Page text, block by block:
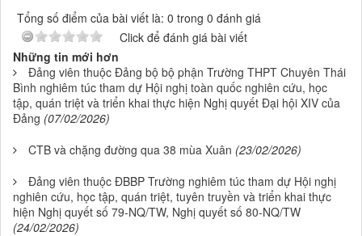
Tổng số điểm của bài viết là: 0 trong 0 đánh giá
Click để đánh giá bài viết
Những tin mới hơn
Đảng viên thuộc Đảng bộ bộ phận Trường THPT Chuyên Thái
Bình nghiêm túc tham dự Hội nghị toàn quốc nghiên cứu, học
tập, quán triệt và triển khai thực hiện Nghị quyết Đại hội XIV của
Đảng (07/02/2026)
CTB và chặng đường qua 38 mùa Xuân (23/02/2026)
Đảng viên thuộc ĐBBP Trường nghiêm túc tham dự Hội nghị
nghiên cứu, học tập, quán triệt, tuyên truyền và triển khai thực
hiện Nghị quyết số 79-NQ/TW, Nghị quyết số 80-NQ/TW
(24/02/2026)